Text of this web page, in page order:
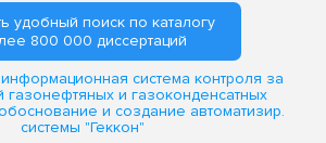
удобный поиск по каталогу
800 000 диссертаций
система контроля за
газонефтяных и газоконденсатных
и создание автоматизир.
системы "Геккон"